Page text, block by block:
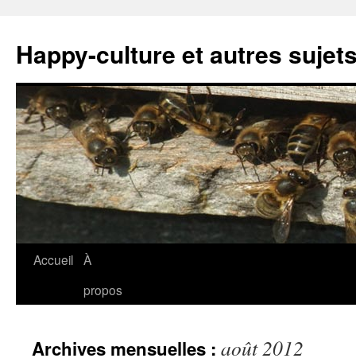
Happy-culture et autres
Accueil À
propos
Archives mensuelles : août 2012